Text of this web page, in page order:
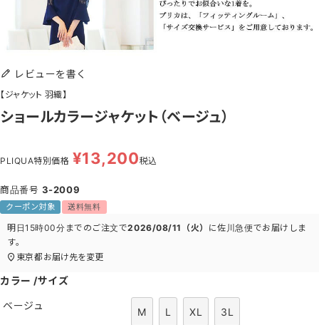
レビューを書く
【ジャケット 羽織】
ショールカラージャケット（ベージュ）
PLIQUA特別価格 ¥13,200税込
商品番号 3-2009
クーポン対象 送料無料
明日15時00分 までのご注文で2026/08/11（火） に佐川急便でお届けしま
す。
東京都 お届け先を変更
カラー サイズ
ベージュ
M L XL 3L